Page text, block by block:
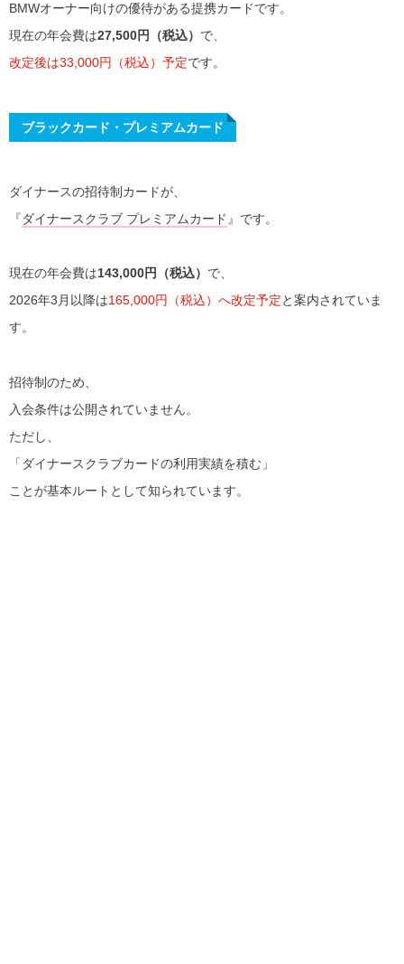
BMWオーナー向けの優待がある提携カードです。
現在の年会費は27,500円（税込） で、
改定後は33,000円（税込）予定です。
ブラックカード・プレミアムカード
ダイナースの招待制カードが、
『ダイナースクラブ プレミアムカード 』です。
現在の年会費は143,000円（税込） で、
2026年3月以降は165,000円（税込）へ改定予定と案内されていま
す。
招待制のため、
入会条件は公開されていません。
ただし、
「ダイナースクラブカードの利用実績を積む」
ことが基本ルートとして知られています。